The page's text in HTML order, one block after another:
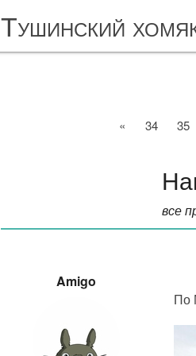
Тушинский
« 34 35
все
Amigo
По